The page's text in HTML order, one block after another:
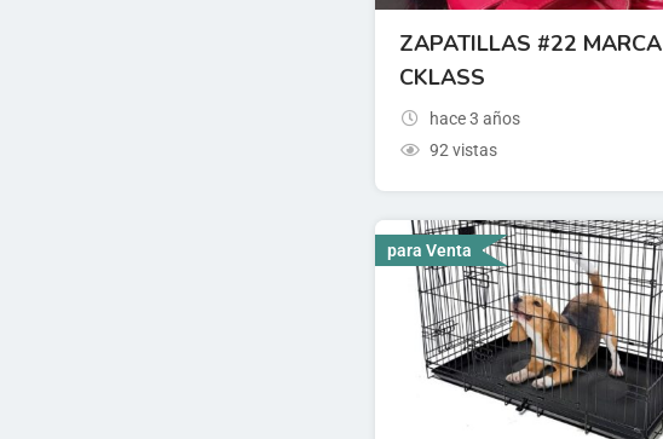
ZAPATILLAS #22 MARCA
CKLASS
hace 3 años
92 vistas
para Venta